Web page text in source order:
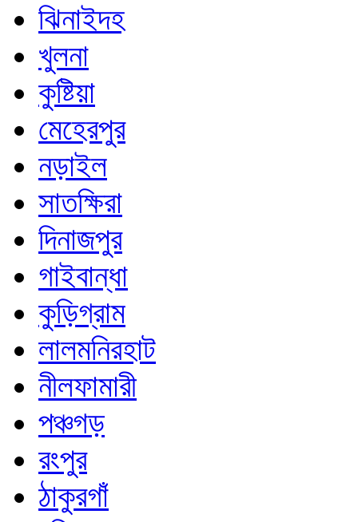
ঝিনাইদহ
খুলনা
কুষ্টিয়া
মেহেরপুর
নড়াইল
সাতক্ষিরা
দিনাজপুর
গাইবান্ধা
কুড়িগ্রাম
লালমনিরহাট
নীলফামারী
পঞ্চগড়
রংপুর
ঠাকুরগাঁ